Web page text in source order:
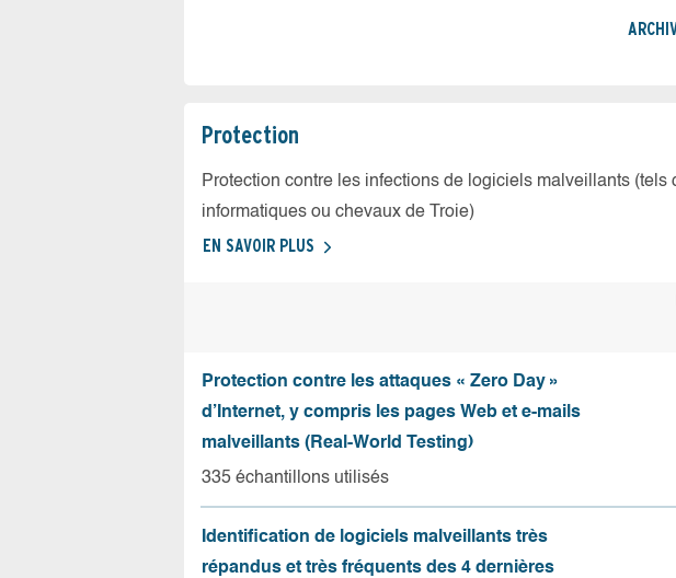
Protection
Protection contre les infections de logiciels malveillants (tels
informatiques ou chevaux de Troie)
EN SAVOIR PLUS
Protection contre les attaques « Zero Day »
d’Internet, y compris les pages Web et e-mails
malveillants (Real-World Testing)
335 échantillons utilisés
Identification de logiciels malveillants très
répandus et très fréquents des 4 dernières